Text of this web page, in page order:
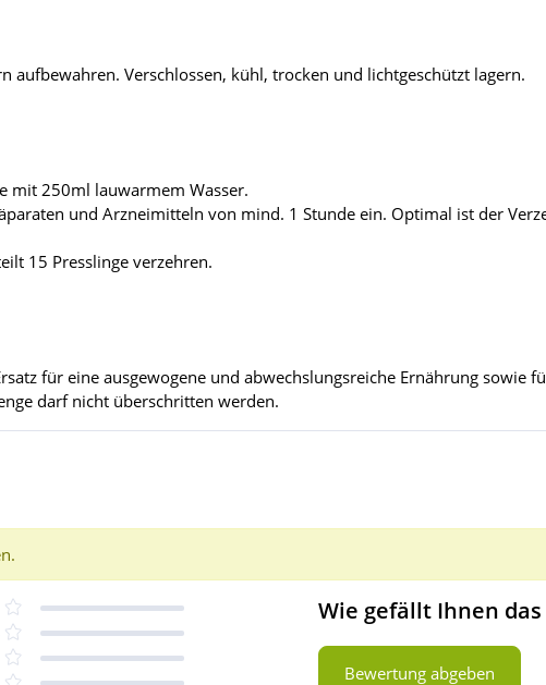
aufbewahren. Verschlossen, kühl, trocken und lichtgeschützt lagern.
mit 250ml lauwarmem Wasser.
und Arzneimitteln von mind. 1 Stunde ein. Optimal ist der
15 Presslinge verzehren.
für eine ausgewogene und abwechslungsreiche Ernährung sowie
darf nicht überschritten werden.
Wie gefällt Ihnen
Bewertung abgeben